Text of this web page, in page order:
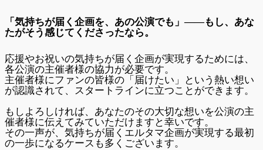
「気持ちが届く企画を、あの公演でも」――もし、あな
たがそう感じてくださったなら。
応援やお祝いの気持ちが届く企画が実現するためには、
各公演の主催者様の協力が必要です。
主催者様にファンの皆様の「届けたい」という熱い想い
が認識されて、スタートラインに立つことができます。
もしよろしければ、あなたのその大切な想いを公演の主
催者様に伝えてみていただけますと幸いです。
その一声が、 気持ちが届くエルタマ企画が実現する最初
の一歩になるケースも多くございます。